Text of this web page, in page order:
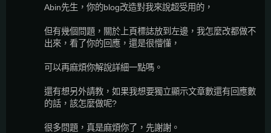
Abin先生，你的blog改造對我來說超受用的，
但有幾個問題，關於上頁標誌放到左邊，我怎麼改都做不
出來，看了你的回應，還是很懵懂，
可以再麻煩你解說詳細一點嗎。
還有想另外請教，如果我想要獨立顯示文章數還有回應數
的話，該怎麼做呢?
很多問題，真是麻煩你了，先謝謝。